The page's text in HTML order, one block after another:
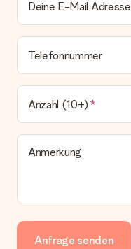
Deine E-Mail Adresse
Telefonnummer
Anzahl (10+)
Anmerkung
Anfrage senden